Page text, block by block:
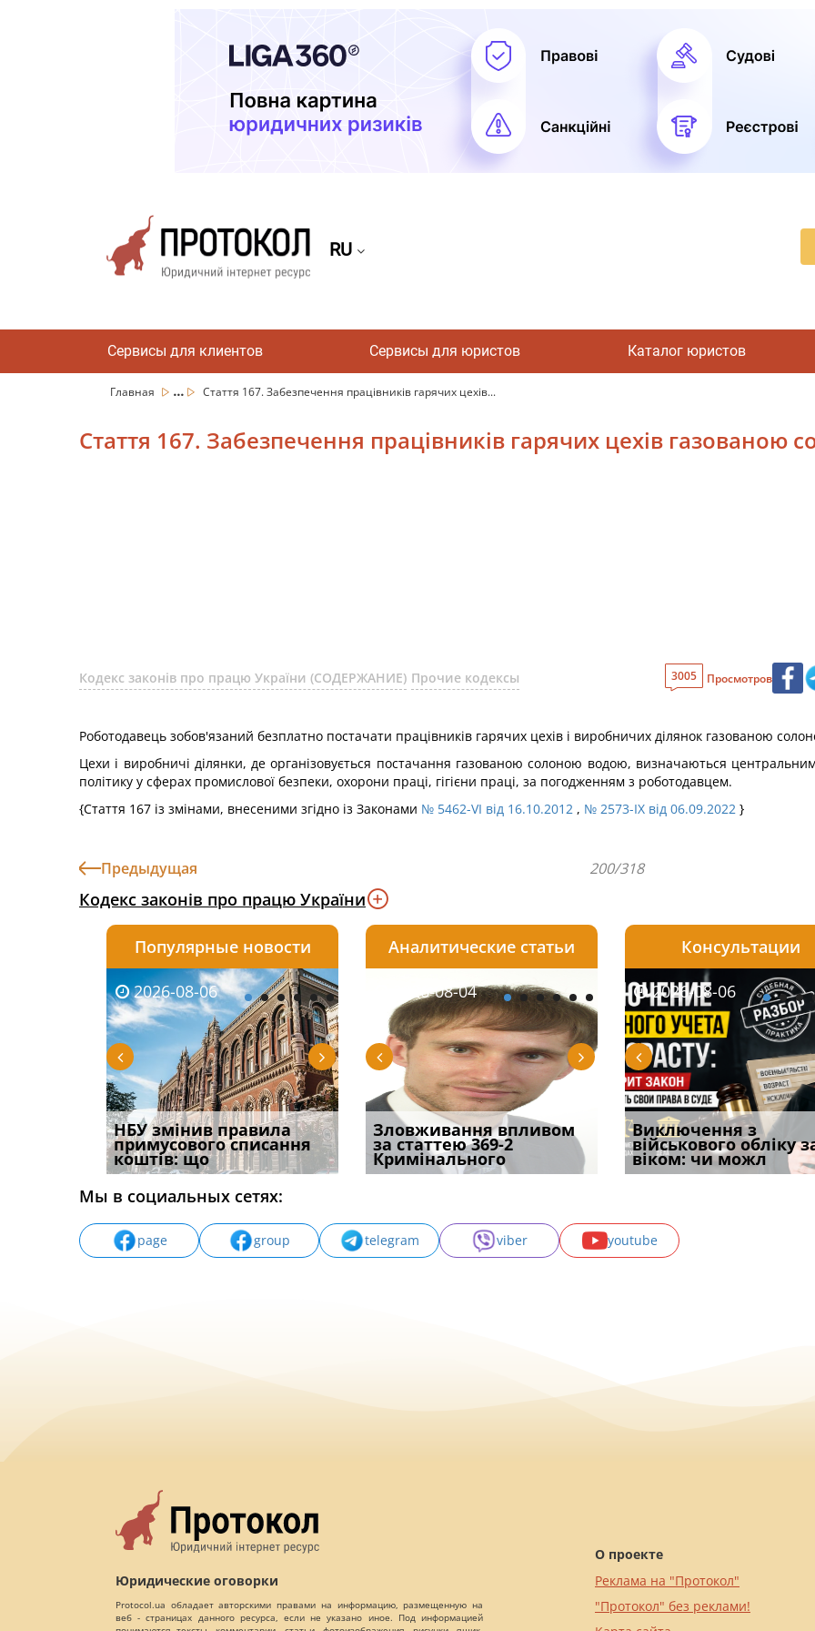
RU
Сервисы для клиентов Сервисы для юристов Каталог юристов
Главная ... Стаття 167. Забезпечення працівників гарячих цехів...
Стаття 167. Забезпечення працівників гарячих цехів газованою
Кодекс законів про працю України (СОДЕРЖАНИЕ) Прочие кодексы 3005 Просмотров
Роботодавець зобов'язаний безплатно постачати працівників гарячих цехів і виробничих ділянок газованою
Цехи і виробничі ділянки, де організовується постачання газованою солоною водою, визначаються
політику у сферах промислової безпеки, охорони праці, гігієни праці, за погодженням з роботодавцем.
{Стаття 167 із змінами, внесеними згідно із Законами № 5462-VI від 16.10.2012 , № 2573-IX від 06.09.2022 }
Предыдущая 200/318
Кодекс законів про працю України
Популярные новости
2026-08-06
НБУ змінив правила
примусового списання
коштів: що
2026-08-05
Правомірним і
ефективним способом
захисту речових
2026-08-05
Чоловік помер, але
позика залишилася: як
фраза «на
Аналитические статьи
2026-08-03
Водії можуть отримати
компенсацію за
незаконні дії
2026-08-04
Зловживання впливом
за статтею 369-2
Кримінального
2026-08-04
Переоформлення
відстрочки за іншою
підставою: нов
Консультации
2026-07-27
Бронирование отменят с
1 сентября? Что на
самом де
2026-08-06
Виключення з
військового обліку
віком: чи можл
2026-07-30
Восьмий ААС
підтвердив, що
може скас
Мы в социальных сетях:
page group telegram viber youtube
Юридические оговорки
Protocol.ua обладает авторскими правами на информацию, размещенную на
веб - страницах данного ресурса, если не указано иное. Под информацией
О проекте
Реклама на "Протокол"
"Протокол" без реклами!